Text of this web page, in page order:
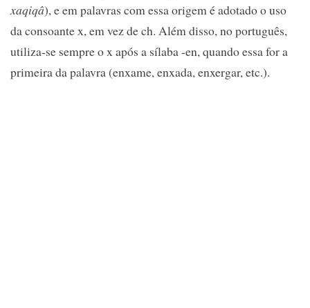
xaqiqâ), e em palavras com essa origem é adotado o uso
da consoante x, em vez de ch. Além disso, no português,
utiliza-se sempre o x após a sílaba -en, quando essa for a
primeira da palavra (enxame, enxada, enxergar, etc.).